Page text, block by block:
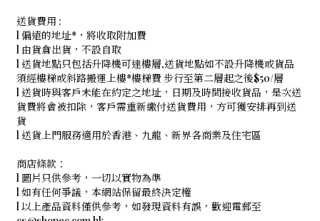
送貨費用 :
l 偏遠的地址*，將收取附加費
l 由貨倉出貨，不設自取
l 送貨地點只包括升降機可達樓層,送貨地點如不設升降機或貨品
須經樓梯或斜路搬運上樓*樓梯費 步行至第二層起之後$50/層
l 送貨時與客戶未能在約定之地址，日期及時間接收貨品，是次送
貨費將會被扣除，客戶需重新繳付送貨費用，方可獲安排再到送
貨
l 送貨上門服務適用於香港、九龍、新界各商業及住宅區
商店條款：
l 圖片只供參考，一切以實物為準
l 如有任何爭議，本網站保留最終決定權
l 以上產品資料僅供參考，如發現資料有誤，歡迎電郵至